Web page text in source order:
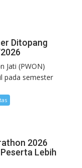
Ditopang
Jati (PWON)
pada semester
2026
Lebih